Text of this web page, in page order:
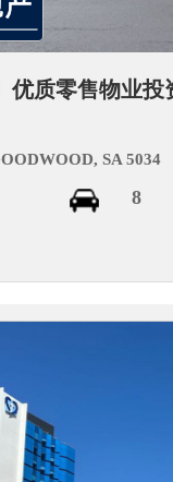
优质零售物业
SA 5034
8